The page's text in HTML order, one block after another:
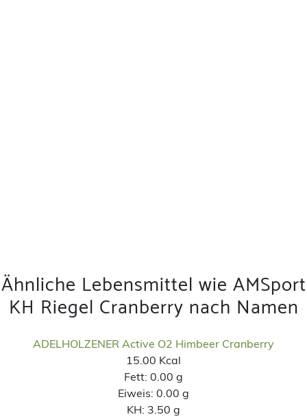
Ähnliche Lebensmittel wie AMSport
KH Riegel Cranberry nach Namen
ADELHOLZENER Active O2 Himbeer Cranberry
15.00 Kcal
Fett: 0.00 g
Eiweis: 0.00 g
KH: 3.50 g